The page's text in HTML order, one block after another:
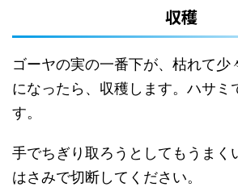
収穫
ゴーヤの実の一番下が、枯れて少
になったら、収穫します。ハサミ
す。
手でちぎり取ろうとしてもうまく
はさみで切断してください。